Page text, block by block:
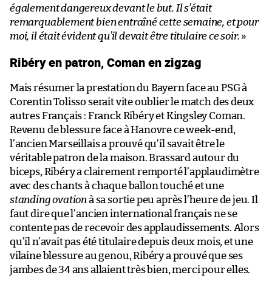
également dangereux devant le but. Il s’était
remarquablement bien entraîné cette semaine, et pour
moi, il était évident qu’il devait être titulaire ce soir. »
Ribéry en patron, Coman en zigzag
Mais résumer la prestation du Bayern face au PSG à
Corentin Tolisso serait vite oublier le match des deux
autres Français : Franck Ribéry et Kingsley Coman.
Revenu de blessure face à Hanovre ce week-end,
l’ancien Marseillais a prouvé qu’il savait être le
véritable patron de la maison. Brassard autour du
biceps, Ribéry a clairement remporté l’applaudimètre
avec des chants à chaque ballon touché et une
standing ovationà sa sortie peu après l’heure de jeu. Il
faut dire que l’ancien international français ne se
contente pas de recevoir des applaudissements. Alors
qu’il n’avait pas été titulaire depuis deux mois, et une
vilaine blessure au genou, Ribéry a prouvé que ses
jambes de 34 ans allaient très bien, merci pour elles.